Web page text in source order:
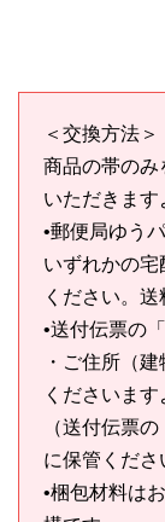
＜交換方法＞
商品の帯のみ
いただきます
•郵便局ゆう
いずれかの宅
ください。
•送付伝票の
・ご住所（
くださいます
（送付伝票
に保管くださ
•梱包材料は